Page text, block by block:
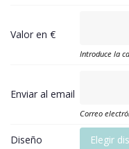
Valor en €
Introduce la
Enviar al email
Correo
Diseño Elegir